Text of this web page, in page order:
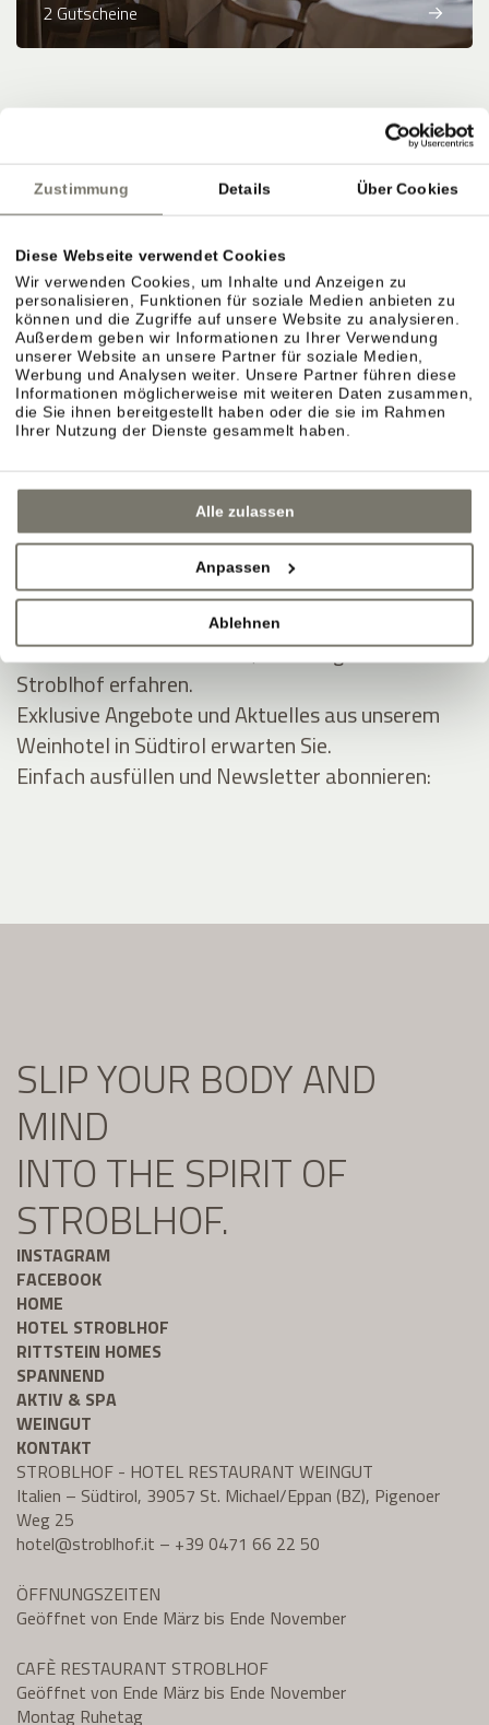
Zustimmung Details Über Cookies
Diese Webseite verwendet Cookies
Wir verwenden Cookies, um Inhalte und Anzeigen zu
personalisieren, Funktionen für soziale Medien anbieten zu
können und die Zugriffe auf unsere Website zu analysieren.
Außerdem geben wir Informationen zu Ihrer Verwendung
unserer Website an unsere Partner für soziale Medien,
Werbung und Analysen weiter. Unsere Partner führen diese
Informationen möglicherweise mit weiteren Daten zusammen,
die Sie ihnen bereitgestellt haben oder die sie im Rahmen
Ihrer Nutzung der Dienste gesammelt haben.
Alle zulassen
Anpassen
Ablehnen
2 Gutscheine
Zahlungsmethoden:
Banküberweisung
powered by
Kauf widerrufen
Informationen zum Widerrufsrecht hier
JOIN THE COMMUNITY
Seien Sie unter den Ersten, die Neuigkeiten vom
Stroblhof erfahren.
Exklusive Angebote und Aktuelles aus unserem
Weinhotel in Südtirol erwarten Sie.
Einfach ausfüllen und Newsletter abonnieren:
SLIP YOUR BODY AND
MIND
INTO THE SPIRIT OF
STROBLHOF.
INSTAGRAM
FACEBOOK
HOME
HOTEL STROBLHOF
RITTSTEIN HOMES
SPANNEND
AKTIV & SPA
WEINGUT
KONTAKT
STROBLHOF - HOTEL RESTAURANT WEINGUT
Italien – Südtirol, 39057 St. Michael/Eppan (BZ), Pigenoer
Weg 25
hotel@stroblhof.it – +39 0471 66 22 50
ÖFFNUNGSZEITEN
Geöffnet von Ende März bis Ende November
CAFÈ RESTAURANT STROBLHOF
Geöffnet von Ende März bis Ende November
Montag Ruhetag